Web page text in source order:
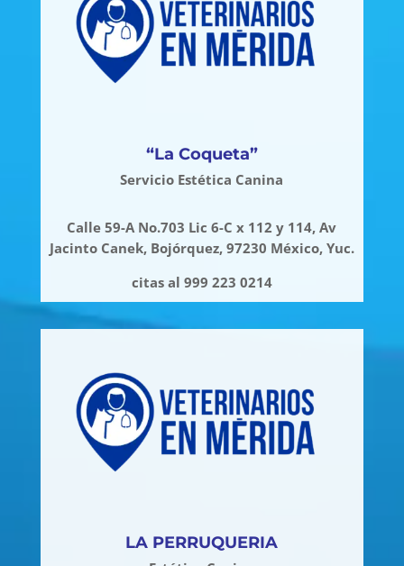
“La Coqueta”
Servicio Estética Canina
Calle 59-A No.703 Lic 6-C x 112 y 114, Av
Jacinto Canek, Bojórquez, 97230 México, Yuc.
citas al 999 223 0214
LA PERRUQUERIA